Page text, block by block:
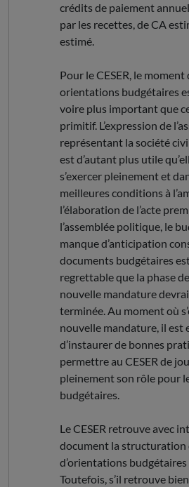
crédits de paiement
par les recettes, de CA
estimé.
Pour le CESER, le moment
orientations budgétaires
voire plus important que
primitif. L’expression de
représentant la société
est d’autant plus utile
s’exercer pleinement et
meilleures conditions à
l’élaboration de l’acte
l’assemblée politique, le
manque d’anticipation
documents budgétaires
regrettable que la phase
nouvelle mandature
terminée. Au moment où
nouvelle mandature, il est
d’instaurer de bonnes
permettre au CESER de
pleinement son rôle pour
budgétaires.
Le CESER retrouve avec
document la
d’orientations
Toutefois, s’il retrouve bien